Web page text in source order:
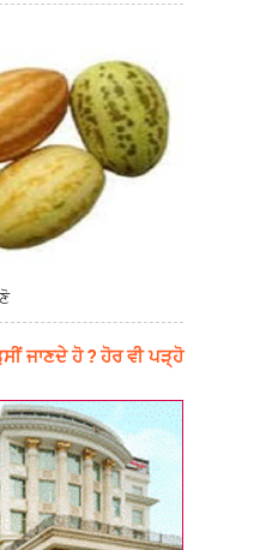
ਜਾਣਦੇ ਹੋ ? ਹੋਰ ਵੀ ਪੜ੍ਹੋ